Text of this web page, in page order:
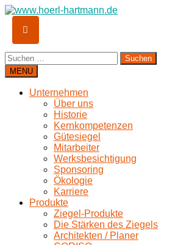
Suchen
nach:
MENU
Unternehmen
Über uns
Historie
Kernkompetenzen
Gütesiegel
Mitarbeiter
Werksbesichtigung
Sponsoring
Ökologie
Karriere
Produkte
Ziegel-Produkte
Die Stärken des Ziegels
Architekten / Planer